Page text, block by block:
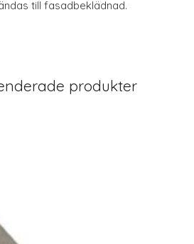
till fasadbeklädnad.
produkter